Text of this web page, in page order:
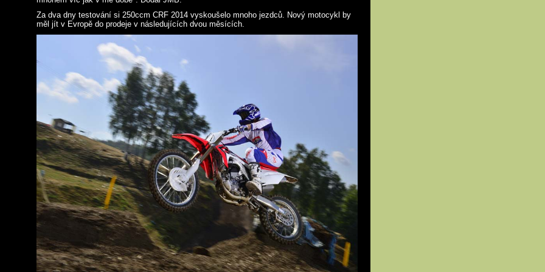
Za dva dny testování si 250ccm CRF 2014 vyskoušelo mnoho jezdců. Nový motocykl by
měl jít v Evropě do prodeje v následujících dvou měsících.